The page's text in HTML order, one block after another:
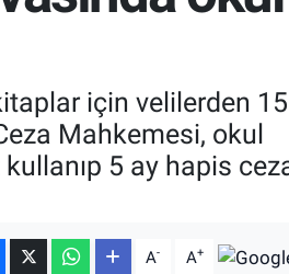
%70
için velilerden
Mahkemesi, okul
5 ay hapis
A- A+